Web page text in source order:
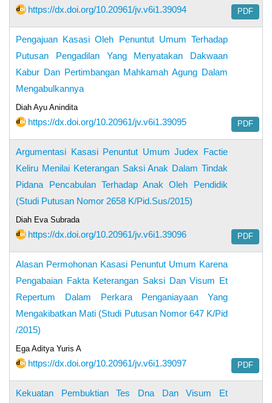
https://dx.doi.org/10.20961/jv.v6i1.39094 PDF
Pengajuan Kasasi Oleh Penuntut Umum Terhadap
Putusan Pengadilan Yang Menyatakan Dakwaan
Kabur Dan Pertimbangan Mahkamah Agung Dalam
Mengabulkannya
Diah Ayu Anindita
https://dx.doi.org/10.20961/jv.v6i1.39095 PDF
Argumentasi Kasasi Penuntut Umum Judex Factie
Keliru Menilai Keterangan Saksi Anak Dalam Tindak
Pidana Pencabulan Terhadap Anak Oleh Pendidik
(Studi Putusan Nomor 2658 K/Pid.Sus/2015)
Diah Eva Subrada
https://dx.doi.org/10.20961/jv.v6i1.39096 PDF
Alasan Permohonan Kasasi Penuntut Umum Karena
Pengabaian Fakta Keterangan Saksi Dan Visum Et
Repertum Dalam Perkara Penganiayaan Yang
Mengakibatkan Mati (Studi Putusan Nomor 647 K/Pid
/2015)
Ega Aditya Yuris A
https://dx.doi.org/10.20961/jv.v6i1.39097 PDF
Kekuatan Pembuktian Tes Dna Dan Visum Et